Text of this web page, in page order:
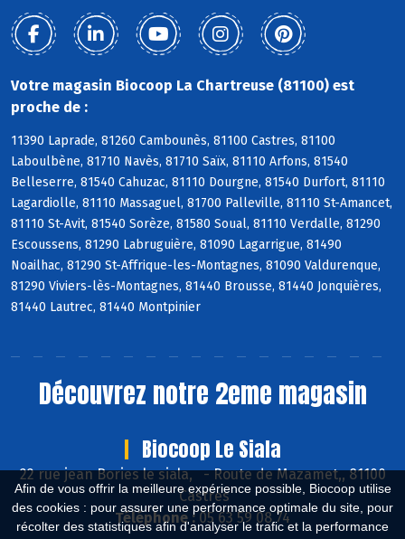
Afin de vous offrir la meilleure expérience possible, Biocoop utilise
des cookies : pour assurer une performance optimale du site, pour
récolter des statistiques afin d'analyser le trafic et la performance
Votre magasin Biocoop La Chartreuse (81100) est
proche de :
11390 Laprade, 81260 Cambounès, 81100 Castres, 81100
Laboulbène, 81710 Navès, 81710 Saïx, 81110 Arfons, 81540
Belleserre, 81540 Cahuzac, 81110 Dourgne, 81540 Durfort, 81110
Lagardiolle, 81110 Massaguel, 81700 Palleville, 81110 St-Amancet,
81110 St-Avit, 81540 Sorèze, 81580 Soual, 81110 Verdalle, 81290
Escoussens, 81290 Labruguière, 81090 Lagarrigue, 81490
Noailhac, 81290 St-Affrique-les-Montagnes, 81090 Valdurenque,
81290 Viviers-lès-Montagnes, 81440 Brousse, 81440 Jonquières,
81440 Lautrec, 81440 Montpinier
Découvrez notre 2eme magasin
Biocoop Le Siala
22 rue jean Bories le siala,-Route de Mazamet,, 81100
Castres
Téléphone :05 63 59 08 74